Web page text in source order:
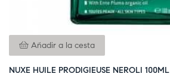
Añadir a la cesta
NUXE HUILE PRODIGIEUSE NEROLI 100ML